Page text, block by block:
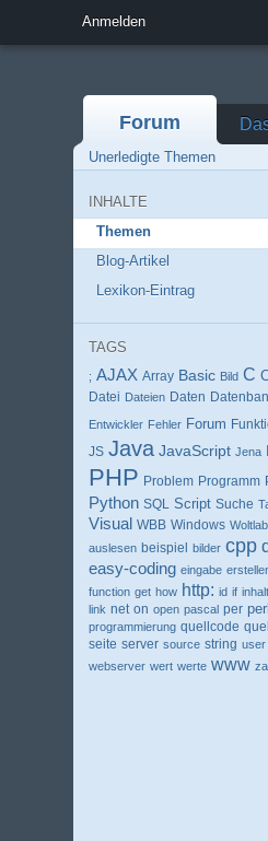
Anmelden
Forum
Unerledigte Themen
INHALTE
Themen
Blog-Artikel
Lexikon-Eintrag
TAGS
; AJAX Array Basic Bild C
Datei Dateien Daten
Entwickler Fehler Forum
JS Java JavaScript Jena
PHP Problem Programm
Python SQL Script Suche
Visual WBB Windows Woltlab
auslesen beispiel bilder cpp
easy-coding eingabe
function get how http: id if inhalt
link net on open pascal per perl
programmierung quellcode
seite server source string user
webserver wert werte www